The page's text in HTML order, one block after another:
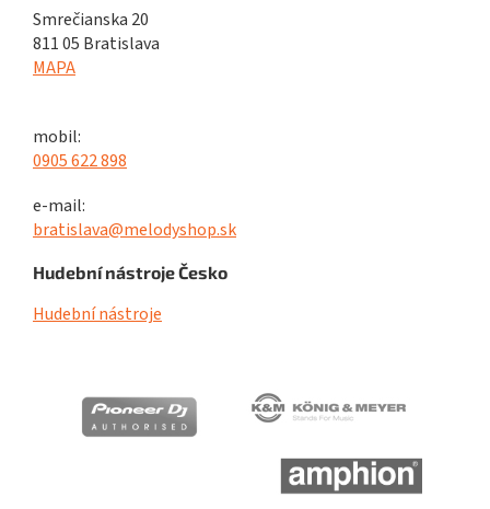
Smrečianska 20
811 05 Bratislava
MAPA
mobil:
0905 622 898
e-mail:
bratislava@melodyshop.sk
Hudební nástroje Česko
Hudební nástroje